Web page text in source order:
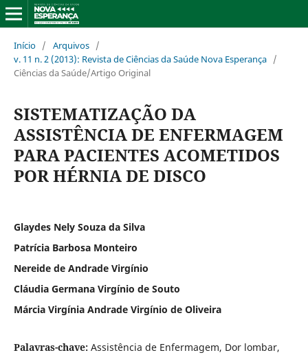
Início / Arquivos /
v. 11 n. 2 (2013): Revista de Ciências da Saúde Nova Esperança /
Ciências da Saúde/Artigo Original
SISTEMATIZAÇÃO DA
ASSISTÊNCIA DE ENFERMAGEM
PARA PACIENTES ACOMETIDOS
POR HÉRNIA DE DISCO
Glaydes Nely Souza da Silva
Patrícia Barbosa Monteiro
Nereide de Andrade Virgínio
Cláudia Germana Virgínio de Souto
Márcia Virgínia Andrade Virgínio de Oliveira
Palavras-chave: Assistência de Enfermagem, Dor lombar,